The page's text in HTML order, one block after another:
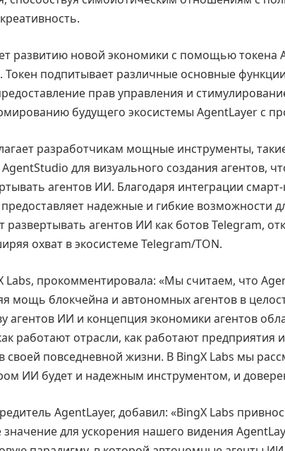
развитию новой экономики с помощью токена
подпитывает различные основные
прав управления и
будущего экосистемы AgentLayer с
разработчикам мощные инструменты,
для визуального создания агентов,
агентов ИИ. Благодаря интеграции
надежные и гибкие возможности
развертывать агентов ИИ как ботов Telegram,
охват в экосистеме Telegram/TON.
Labs, прокомментировала: «Мы считаем, что
мощь блокчейна и автономных агентов в
агентов ИИ и концепция экономики агентов
работают отрасли, как работают предприятия
своей повседневной жизни. В BingX Labs мы
ИИ будет и надежным инструментом, и
AgentLayer, добавил: «BingX Labs
для ускорения нашего видения